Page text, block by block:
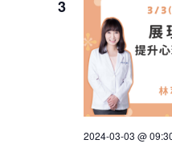
3
2024-03-03 @